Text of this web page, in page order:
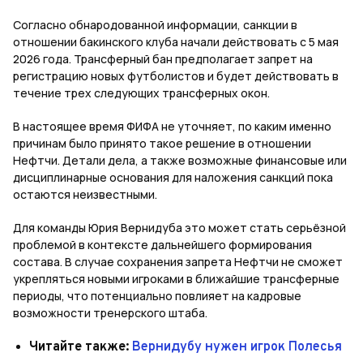
Согласно обнародованной информации, санкции в
отношении бакинского клуба начали действовать с 5 мая
2026 года. Трансферный бан предполагает запрет на
регистрацию новых футболистов и будет действовать в
течение трех следующих трансферных окон.
В настоящее время ФИФА не уточняет, по каким именно
причинам было принято такое решение в отношении
Нефтчи. Детали дела, а также возможные финансовые или
дисциплинарные основания для наложения санкций пока
остаются неизвестными.
Для команды Юрия Вернидуба это может стать серьёзной
проблемой в контексте дальнейшего формирования
состава. В случае сохранения запрета Нефтчи не сможет
укрепляться новыми игроками в ближайшие трансферные
периоды, что потенциально повлияет на кадровые
возможности тренерского штаба.
Читайте также: Вернидубу нужен игрок Полесья